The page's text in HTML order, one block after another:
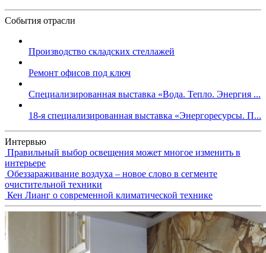
События отрасли
Производство складских стеллажей
Ремонт офисов под ключ
Специализированная выставка «Вода. Тепло. Энергия ...
18-я специализированная выставка «Энергоресурсы. П...
Интервью
Правильный выбор освещения может многое изменить в
интерьере
Обеззараживание воздуха – новое слово в сегменте
очистительной техники
Кен Лианг о современной климатической технике